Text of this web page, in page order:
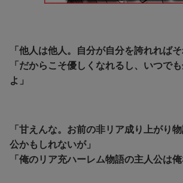
「他人は他人。自分が自分を誇れればそ
「だからこそ優しくなれるし、いつで
よ」
「甘えんな。お前の非リア成り上がり
公かもしれないが」
「俺のリア充ハーレム物語の主人公は俺